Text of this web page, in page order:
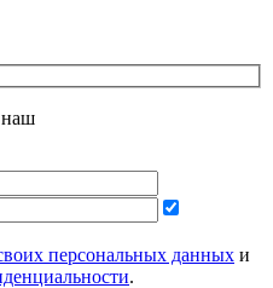
наш
персональных данных и
.